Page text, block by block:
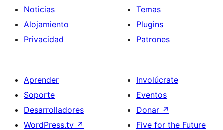
Noticias
Alojamiento
Privacidad
Temas
Plugins
Patrones
Aprender
Soporte
Desarrolladores
WordPress.tv ↗
Involúcrate
Eventos
Donar ↗
Five for the Future